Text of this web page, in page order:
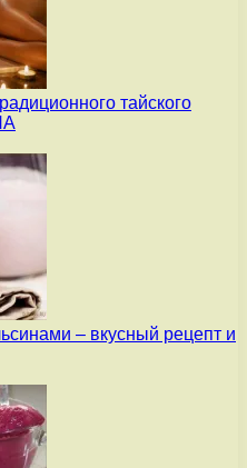
тайского
– вкусный рецепт и